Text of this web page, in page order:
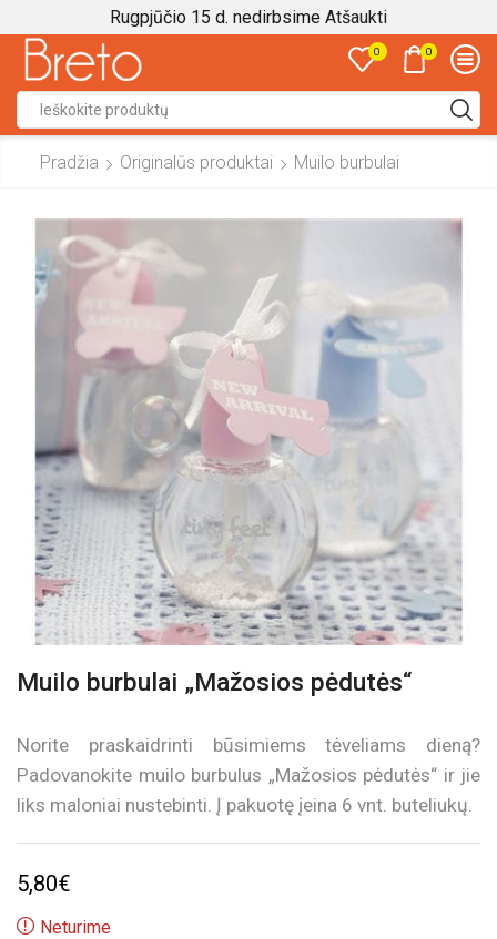
Rugpjūčio 15 d. nedirbsime Atšaukti
0 0
input
Pradžia Originalūs produktai Muilo burbulai
Muilo burbulai „Mažosios pėdutės“
Norite praskaidrinti būsimiems tėveliams dieną?
Padovanokite muilo burbulus „Mažosios pėdutės“ ir jie
liks maloniai nustebinti. Į pakuotę įeina 6 vnt. buteliukų.
5,80€
Neturime